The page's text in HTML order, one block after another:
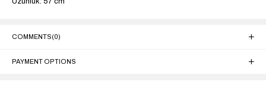
COMMENTS(0)
PAYMENT OPTIONS